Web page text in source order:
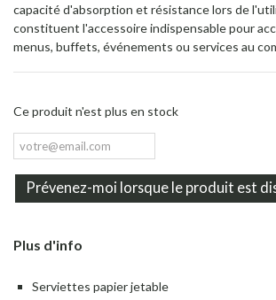
capacité d'absorption et résistance lors de
constituent l'accessoire indispensable pour
menus, buffets, événements ou services au
Ce produit n'est plus en stock
Prévenez-moi lorsque le produit est
Plus d'info
Serviettes papier jetable